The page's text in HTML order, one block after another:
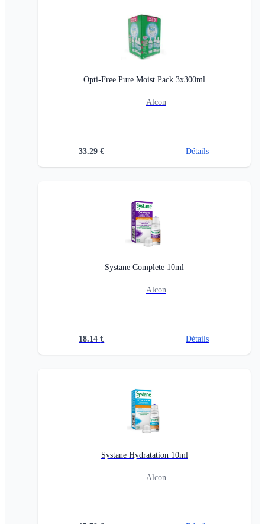
Opti-Free Pure Moist Pack 3x300ml
Alcon
33.29 € Détails
Systane Complete 10ml
Alcon
18.14 € Détails
Systane Hydratation 10ml
Alcon